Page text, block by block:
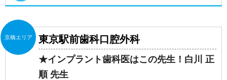
京橋エリア 東京駅前歯科口腔外科
★インプラント歯科医はこの先生！白川 正
順 先生